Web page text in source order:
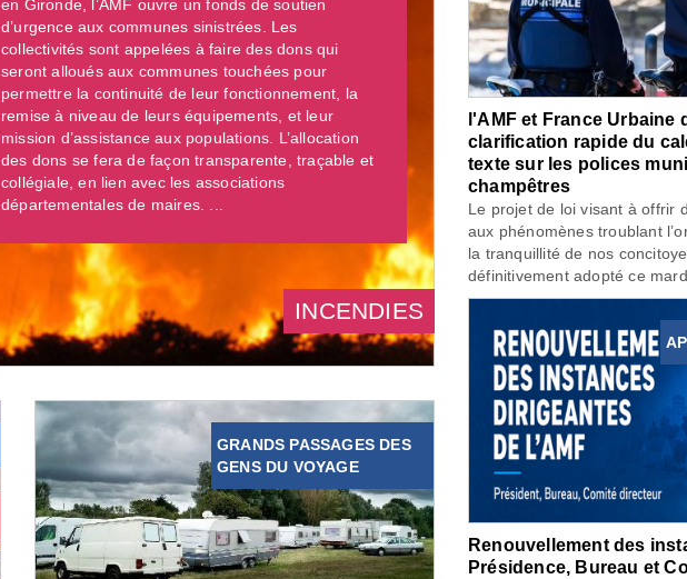
en Gironde, l’AMF ouvre un fonds de soutien
d’urgence aux communes sinistrées. Les
collectivités sont appelées à faire des dons qui
seront alloués aux communes touchées pour
permettre la continuité de leur fonctionnement, la
remise à niveau de leurs équipements, et leur
mission d’assistance aux populations. L’allocation
des dons se fera de façon transparente, traçable et
collégiale, en lien avec les associations
départementales de maires. ...
INCENDIES
GRANDS PASSAGES DES
GENS DU VOYAGE
l'AMF et France Urbaine
clarification rapide du
texte sur les polices
champêtres
Le projet de loi visant à offrir
aux phénomènes troublant
la tranquillité de nos
définitivement adopté ce
Renouvellement des
Présidence, Bureau et